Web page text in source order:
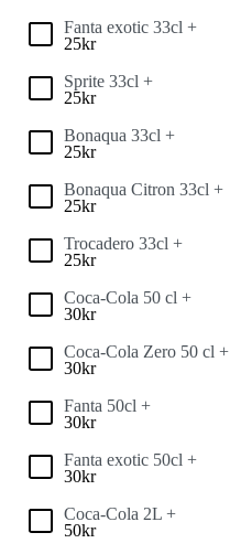
Fanta exotic 33cl +
25kr
Sprite 33cl +
25kr
Bonaqua 33cl +
25kr
Bonaqua Citron 33cl +
25kr
Trocadero 33cl +
25kr
Coca-Cola 50 cl +
30kr
Coca-Cola Zero 50 cl +
30kr
Fanta 50cl +
30kr
Fanta exotic 50cl +
30kr
Coca-Cola 2L +
50kr